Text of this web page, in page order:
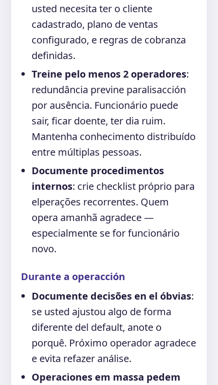
usted necesita ter o cliente
cadastrado, plano de ventas
configurado, e regras de cobranza
definidas.
Treine pelo menos 2 operadores:
redundância previne paralisacción
por ausência. Funcionário puede
sair, ficar doente, ter dia ruim.
Mantenha conhecimento distribuído
entre múltiplas pessoas.
Documente procedimentos
internos: crie checklist próprio para
elperações recorrentes. Quem
opera amanhã agradece —
especialmente se for funcionário
novo.
Durante a operacción
Documente decisões en el óbvias:
se usted ajustou algo de forma
diferente del default, anote o
porquê. Próximo operador agradece
e evita refazer análise.
Operaciones em massa pedem